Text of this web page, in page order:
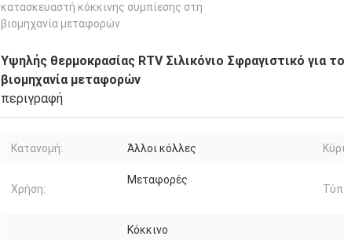
κατασκευαστή κόκκινης συμπίεσης στη
βιομηχανία μεταφορών
Υψηλής θερμοκρασίας RTV Σιλικόνιο Σφραγιστικό για
βιομηχανία μεταφορών
περιγραφή
Κατανομή: Άλλοι κόλλες
Χρήση:
Μεταφορές
Κόκκινο